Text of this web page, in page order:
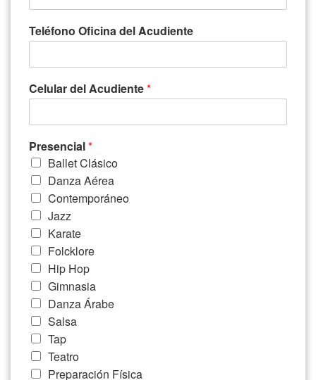
Teléfono Oficina del Acudiente
Celular del Acudiente*
Presencial*
Ballet Clásico
Danza Aérea
Contemporáneo
Jazz
Karate
Folcklore
Hip Hop
Gimnasia
Danza Árabe
Salsa
Tap
Teatro
Preparación Física